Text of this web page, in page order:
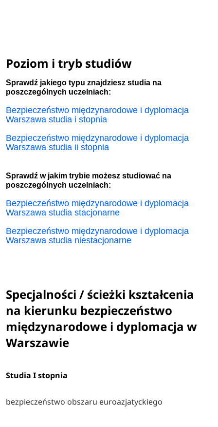
Poziom i tryb studiów
Sprawdź jakiego typu znajdziesz studia na
poszczególnych uczelniach:
Bezpieczeństwo międzynarodowe i dyplomacja
Warszawa studia i stopnia
Bezpieczeństwo międzynarodowe i dyplomacja
Warszawa studia ii stopnia
Sprawdź w jakim trybie możesz studiować na
poszczególnych uczelniach:
Bezpieczeństwo międzynarodowe i dyplomacja
Warszawa studia stacjonarne
Bezpieczeństwo międzynarodowe i dyplomacja
Warszawa studia niestacjonarne
Specjalności / ścieżki kształcenia
na kierunku bezpieczeństwo
międzynarodowe i dyplomacja w
Warszawie
Studia I stopnia
bezpieczeństwo obszaru euroazjatyckiego